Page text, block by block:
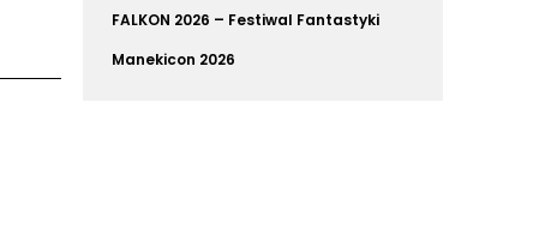
FALKON 2026 – Festiwal Fantastyki
Manekicon 2026